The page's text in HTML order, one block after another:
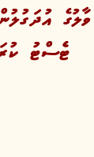
ވާލުގެ
ޓެެސްޓު